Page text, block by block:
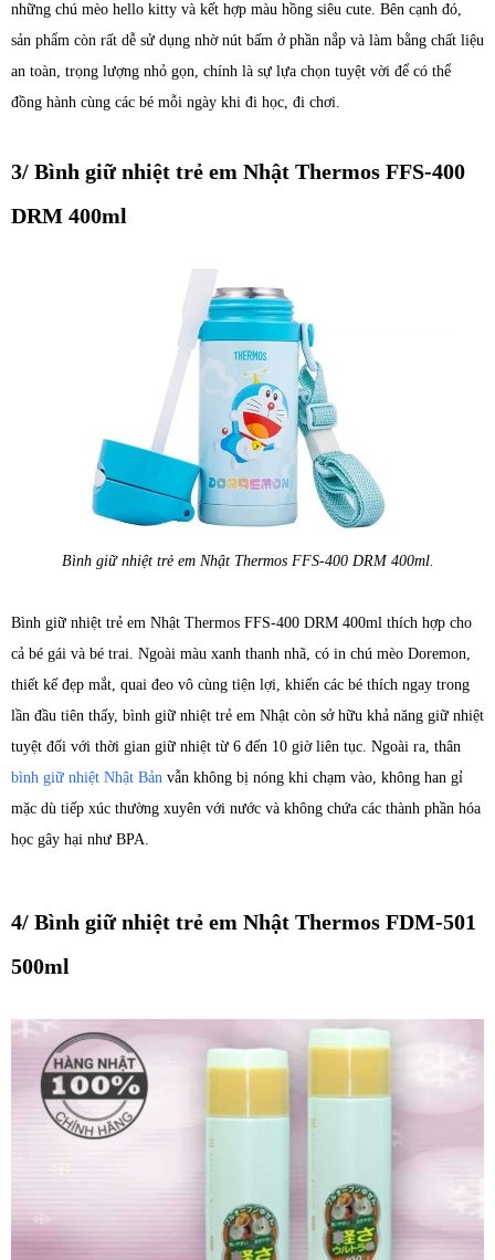
những chú mèo hello kitty và kết hợp màu hồng siêu cute. Bên cạnh đó,
sản phẩm còn rất dễ sử dụng nhờ nút bấm ở phần nắp và làm bằng chất liệu
an toàn, trọng lượng nhỏ gọn, chính là sự lựa chọn tuyệt vời để có thể
đồng hành cùng các bé mỗi ngày khi đi học, đi chơi.
3/ Bình giữ nhiệt trẻ em Nhật Thermos FFS-400
DRM 400ml
Bình giữ nhiệt trẻ em Nhật Thermos FFS-400 DRM 400ml.
Bình giữ nhiệt trẻ em Nhật Thermos FFS-400 DRM 400ml thích hợp cho
cả bé gái và bé trai. Ngoài màu xanh thanh nhã, có in chú mèo Doremon,
thiết kế đẹp mắt, quai đeo vô cùng tiện lợi, khiến các bé thích ngay trong
lần đầu tiên thấy, bình giữ nhiệt trẻ em Nhật còn sở hữu khả năng giữ nhiệt
tuyệt đối với thời gian giữ nhiệt từ 6 đến 10 giờ liên tục. Ngoài ra, thân
bình giữ nhiệt Nhật Bản vẫn không bị nóng khi chạm vào, không han gỉ
mặc dù tiếp xúc thường xuyên với nước và không chứa các thành phần hóa
học gây hại như BPA.
4/ Bình giữ nhiệt trẻ em Nhật Thermos FDM-501
500ml